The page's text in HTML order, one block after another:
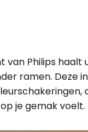
van Philips
ramen. Deze
je gemak voelt.